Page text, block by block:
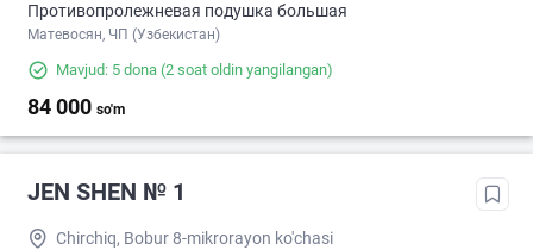
Противопролежневая подушка большая
Матевосян, ЧП (Узбекистан)
Mavjud: 5 dona (2 soat oldin yangilangan)
84 000 so'm
JEN SHEN № 1
Chirchiq, Bobur 8-mikrorayon ko'chasi